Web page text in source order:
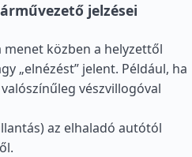
jelzései
menet közben a helyzettől
„elnézést” jelent. Például, ha
vészvillogóval
az elhaladó autótól